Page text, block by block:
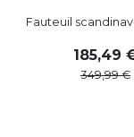
Fauteuil
185,49
349,99